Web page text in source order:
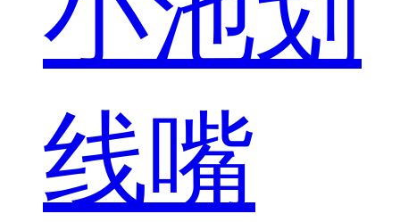
线嘴